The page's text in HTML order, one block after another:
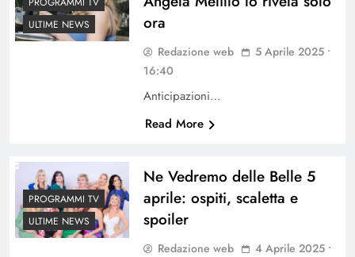
ULTIME NEWS
ora
Redazione web
5 Aprile 2025 •
16:40
Anticipazioni…
Read More
PROGRAMMI TV
ULTIME NEWS
Ne Vedremo delle Belle 5
aprile: ospiti, scaletta e
spoiler
Redazione web
4 Aprile 2025 •